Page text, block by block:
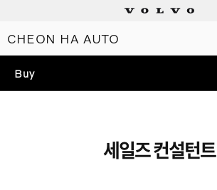
CHEON HA AUTO
세일즈 컨설턴트
Buy
Electric
Plug-in hybrids